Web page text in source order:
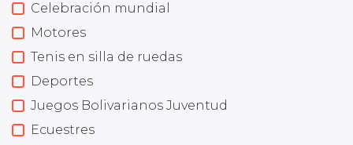
Celebración mundial
Motores
Tenis en silla de ruedas
Deportes
Juegos Bolivarianos Juventud
Ecuestres